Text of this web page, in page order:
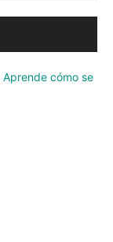
Aprende cómo se